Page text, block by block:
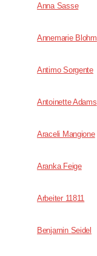
Anna Sasse
Annemarie Blohm
Antimo Sorgente
Antoinette Adams
Araceli Mangione
Aranka Feige
Arbeiter 11811
Benjamin Seidel